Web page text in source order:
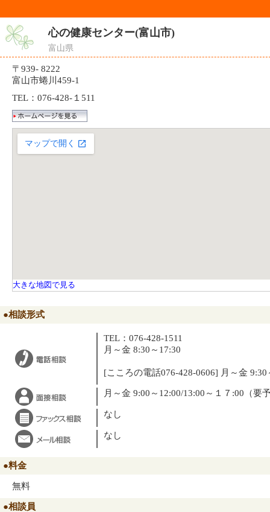
心の健康センター(富山市)
富山県
〒939- 8222
富山市蜷川459-1
TEL：076-428-１511
大きな地図で見る
●相談形式
TEL：076-428-1511
月～金 8:30～17:30
[こころの電話076-428-0606] 月～金 9:30
月～金 9:00～12:00/13:00～１７:00（要
なし
なし
●料金
無料
●相談員